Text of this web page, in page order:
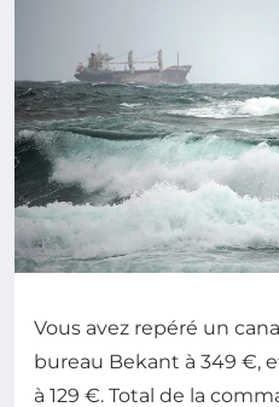
Vous avez repéré un
bureau Bekant à 349 €,
à 129 €. Total de la